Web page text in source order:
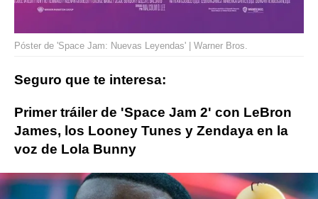
Póster de 'Space Jam: Nuevas Leyendas' | Warner Bros.
Seguro que te interesa:
Primer tráiler de 'Space Jam 2' con LeBron
James, los Looney Tunes y Zendaya en la
voz de Lola Bunny